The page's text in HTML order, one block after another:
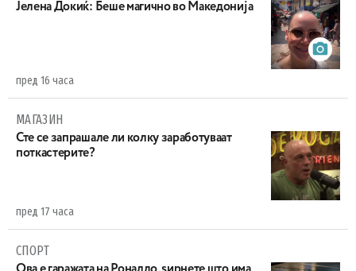
Јелена Докиќ: Беше магично во Македонија
пред 16 часа
МАГАЗИН
Сте се запрашале ли колку заработуваат
поткастерите?
пред 17 часа
СПОРТ